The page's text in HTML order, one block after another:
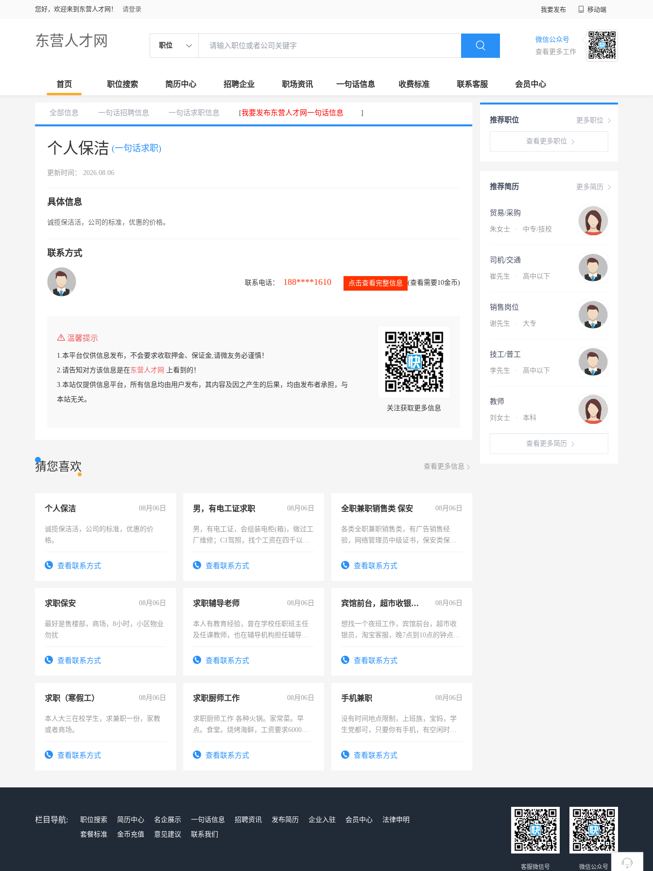
您好，欢迎来到东营人才网！ 请登录 我要发布 移动端
东营人才网 职位
微信公众号
查看更多工作
首页 职位搜索 简历中心 招聘企业 职场资讯 一句话信息 收费标准 联系客服 会员中心
全部信息 一句话招聘信息 一句话求职信息 [我要发布东营人才网一句话信息 ]
个人保洁 (一句话求职)
更新时间： 2026.08.06
具体信息
诚揽保洁活，公司的标准，优惠的价格。
联系方式
联系电话： 188****1610 点击查看完整信息 (查看需要10金币)
温馨提示
1.本平台仅供信息发布，不会要求收取押金、保证金,请微友务必谨慎！
2.请告知对方该信息是在东营人才网
上看到的！
3.本站仅提供信息平台，所有信息均由用户发布，其内容及因之产生的后果，均由发布者承担，与
本站无关。
关注获取更多信息
猜您喜欢 查看更多信息
个人保洁 08月06日
诚揽保洁活，公司的标准，优惠的价
格。
查看联系方式
男，有电工证求职 08月06日
男，有电工证，会组装电柜(箱)，做过工
厂维修；C1驾照，找个工资在四千以
电话查看联系方式
全职兼职销售类 保安 08月06日
各类全职兼职销售类，有广告销售经
验，网络管理员中级证书，保安类保安
有高低压电工证和十几年工作经验
查看联系方式
求职保安 08月06日
最好是售楼部，商场，8小时，小区物业
勿扰
查看联系方式
求职辅导老师 08月06日
本人有教育经验，曾在学校任职班主任
及任课教师，也在辅导机构担任辅导教
查看联系方式
宾馆前台，超市收银员，淘宝客服 08月06日
想找一个夜班工作，宾馆前台，超市收
银员，淘宝客服，晚7点到10点的钟点
号同微信查看联系方式
求职（寒假工） 08月06日
本人大三在校学生，求兼职一份，家教
或者商场。
查看联系方式
求职厨师工作 08月06日
求职厨师工作 各种火锅。家常菜。早
点。食堂。烧烤海鲜，工资要求6000以
查看联系方式
手机兼职 08月06日
没有时间地点限制，上班族，宝妈，学
生党都可，只要你有手机，有空闲时
勤快的四五十，每天挣零花钱没问题！
查看联系方式
更多职位
推荐职位
查看更多职位
更多简历
推荐简历
贸易/采购
朱女士 · 中专/技校
司机/交通
崔先生 · 高中以下
销售岗位
谢先生 · 大专
技工/普工
李先生 · 高中以下
教师
刘女士 · 本科
查看更多简历
栏目导航: 职位搜索 简历中心 名企展示 一句话信息 招聘资讯 发布简历 企业入驻 会员中心
法律申明
套餐标准
金币充值 意见建议 联系我们
微信公众号
客服微信号